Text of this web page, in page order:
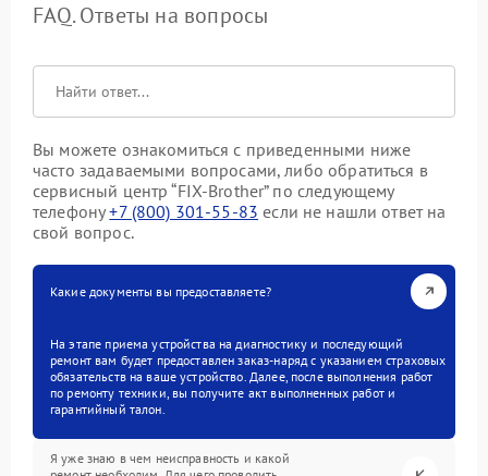
FAQ. Ответы на вопросы
Вы можете ознакомиться с приведенными ниже
часто задаваемыми вопросами, либо обратиться в
сервисный центр “FIX-Brother” по следующему
телефону+7 (800) 301-55-83 если не нашли ответ на
свой вопрос.
Какие документы вы предоставляете?
На этапе приема устройства на диагностику и последующий
ремонт вам будет предоставлен заказ-наряд с указанием страховых
обязательств на ваше устройство. Далее, после выполнения работ
по ремонту техники, вы получите акт выполненных работ и
гарантийный талон.
Я уже знаю в чем неисправность и какой